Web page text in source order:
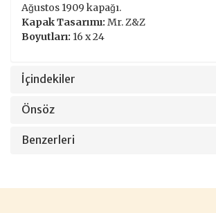
Ağustos 1909 kapağı.
Kapak Tasarımı: Mr. Z&Z
Boyutları: 16 x 24
İçindekiler
Önsöz
Benzerleri